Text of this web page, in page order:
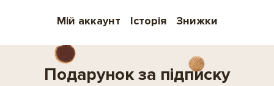
Мій аккаунт Історія Знижки
Подарунок за підписку